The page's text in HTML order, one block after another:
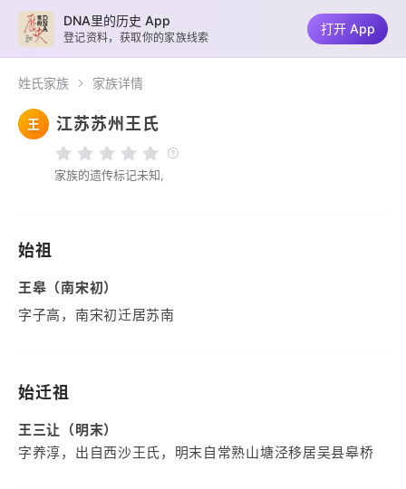
姓氏家族 家族详情
王 江苏苏州王氏
家族的遗传标记未知,
始祖
王皋（南宋初）
字子高，南宋初迁居苏南
始迁祖
王三让（明末）
字养淳，出自西沙王氏，明末自常熟山塘泾移居吴县皋桥
DNA里的历史 App
登记资料，获取你的家族线索
打开 App